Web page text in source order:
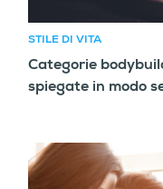
STILE DI VITA
Categorie
spiegate in modo